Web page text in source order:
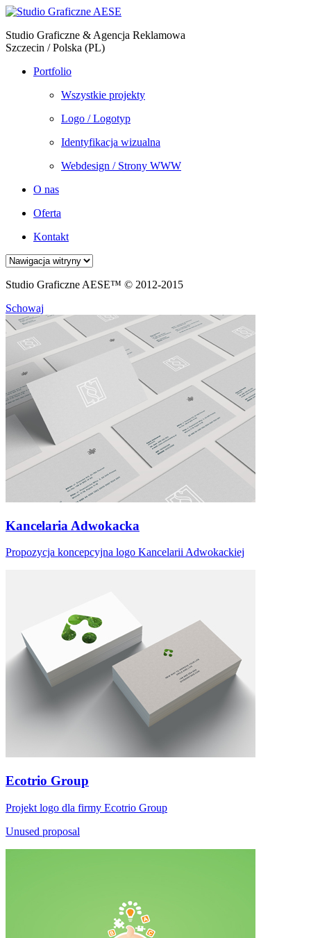
Studio Graficzne & Agencja Reklamowa
Szczecin / Polska (PL)
Portfolio
Wszystkie projekty
Logo / Logotyp
Identyfikacja wizualna
Webdesign / Strony WWW
O nas
Oferta
Kontakt
Studio Graficzne AESE™ © 2012-2015
Schowaj
Kancelaria Adwokacka
Propozycja koncepcyjna logo Kancelarii Adwokackiej
Ecotrio Group
Projekt logo dla firmy Ecotrio Group
Unused proposal